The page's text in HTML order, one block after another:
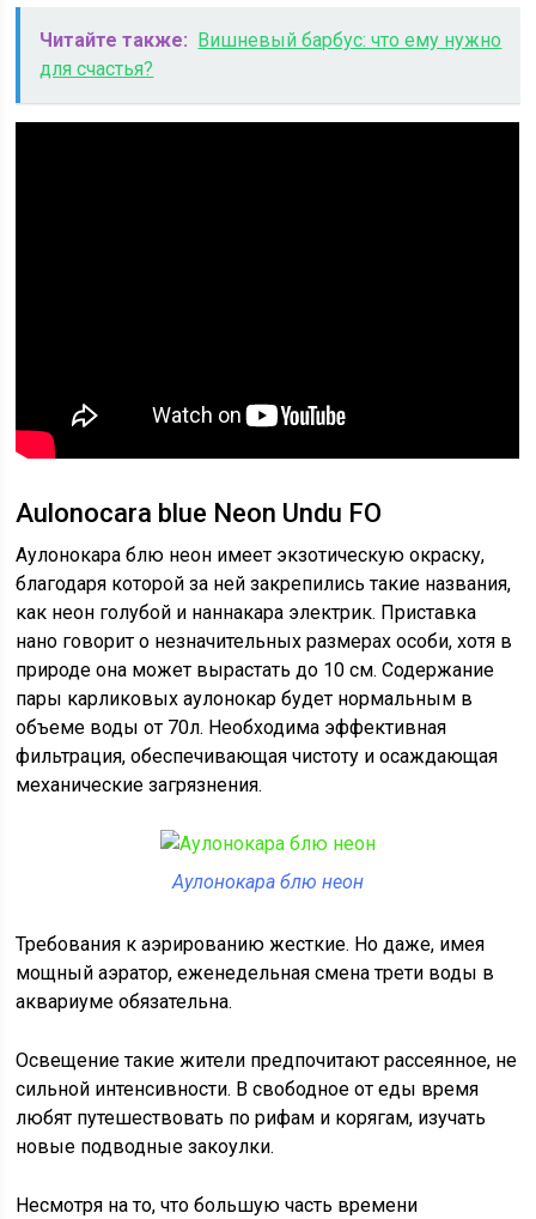
Читайте также: Вишневый барбус: что ему нужно
для счастья?
Aulonocara blue Neon Undu FО
Аулонокара блю неон имеет экзотическую окраску,
благодаря которой за ней закрепились такие названия,
как неон голубой и наннакара электрик. Приставка
нано говорит о незначительных размерах особи, хотя в
природе она может вырастать до 10 см. Содержание
пары карликовых аулонокар будет нормальным в
объеме воды от 70л. Необходима эффективная
фильтрация, обеспечивающая чистоту и осаждающая
механические загрязнения.
Аулонокара блю неон
Требования к аэрированию жесткие. Но даже, имея
мощный аэратор, еженедельная смена трети воды в
аквариуме обязательна.
Освещение такие жители предпочитают рассеянное, не
сильной интенсивности. В свободное от еды время
любят путешествовать по рифам и корягам, изучать
новые подводные закоулки.
Несмотря на то, что большую часть времени